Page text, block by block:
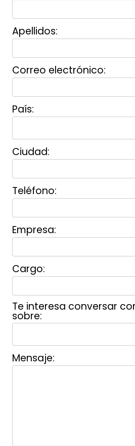
Apellidos:
Correo electrónico:
País:
Ciudad:
Teléfono:
Empresa:
Cargo:
Te interesa conversar
sobre:
Mensaje: